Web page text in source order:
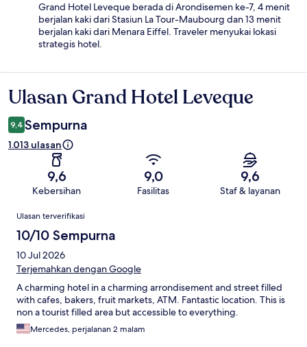
Grand Hotel Leveque berada di Arondisemen ke-7, 4 menit
berjalan kaki dari Stasiun La Tour-Maubourg dan 13 menit
berjalan kaki dari Menara Eiffel. Traveler menyukai lokasi
strategis hotel.
Ulasan
Ulasan Grand Hotel Leveque
9,4 Sempurna
1.013 ulasan
9,6
Kebersihan
9,0
Fasilitas
9,6
Staf & layanan
Ulasan
Ulasan terverifikasi
10/10 Sempurna
10 Jul 2026
Terjemahkan dengan Google
A charming hotel in a charming arrondisement and street filled
with cafes, bakers, fruit markets, ATM. Fantastic location. This is
non a tourist filled area but accessible to everything.
Mercedes, perjalanan 2 malam